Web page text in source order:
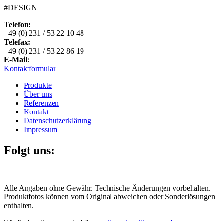
#DESIGN
Telefon:
+49 (0) 231 / 53 22 10 48
Telefax:
+49 (0) 231 / 53 22 86 19
E-Mail:
Kontaktformular
Produkte
Über uns
Referenzen
Kontakt
Datenschutzerklärung
Impressum
Folgt uns:
Alle Angaben ohne Gewähr. Technische Änderungen vorbehalten.
Produktfotos können vom Original abweichen oder Sonderlösungen
enthalten.